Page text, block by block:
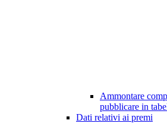
Ammontare
pubblicare in
Dati relativi ai premi